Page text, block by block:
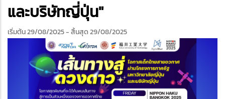
และบริษัทญี่ปุ่น"
เริ่มต้น 29/08/2025- สิ้นสุด 29/08/2025